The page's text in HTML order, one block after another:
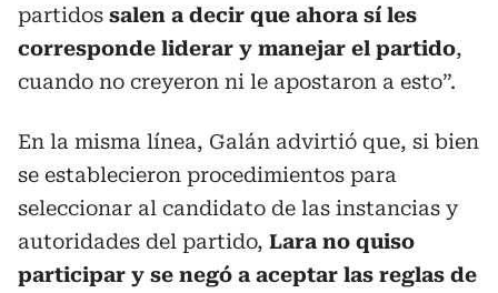
partidos salen a decir que ahora sí les
corresponde liderar y manejar el partido,
cuando no creyeron ni le apostaron a esto”.
En la misma línea, Galán advirtió que, si bien
se establecieron procedimientos para
seleccionar al candidato de las instancias y
autoridades del partido, Lara no quiso
participar y se negó a aceptar las reglas de